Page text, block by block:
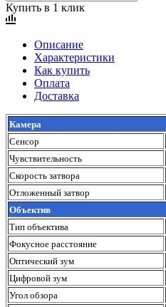
Купить в 1 клик
Описание
Характеристики
Как купить
Оплата
Доставка
Камера
Сенсор
Чувствительность
Скорость затвора
Отложенный затвор
Объектив
Тип объектива
Фокусное расстояние
Оптический зум
Цифровой зум
Угол обзора